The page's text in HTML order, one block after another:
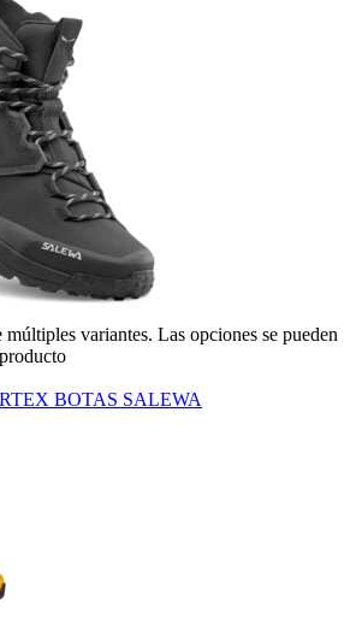
variantes. Las opciones se pueden
BOTAS SALEWA